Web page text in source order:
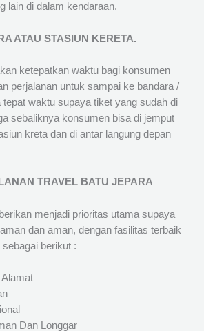
lain di dalam kendaraan.
ATAU STASIUN KERETA.
ketepatkan waktu bagi konsumen
perjalanan untuk sampai ke bandara /
waktu supaya tiket yang sudah di
sebaliknya konsumen bisa di jemput
kreta dan di antar langung depan
TRAVEL BATU JEPARA
menjadi prioritas utama supaya
dan aman, dengan fasilitas terbaik
berikut :
Dan Longgar